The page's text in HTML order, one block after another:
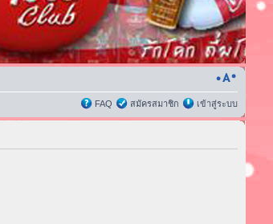
FAQ สมัครสมาชิก เข้าสู่ระบบ